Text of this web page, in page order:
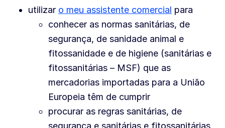
utilizar o meu assistente comercial para
conhecer as normas sanitárias, de
segurança, de sanidade animal e
fitossanidade e de higiene (sanitárias e
fitossanitárias – MSF) que as
mercadorias importadas para a União
Europeia têm de cumprir
procurar as regras sanitárias, de